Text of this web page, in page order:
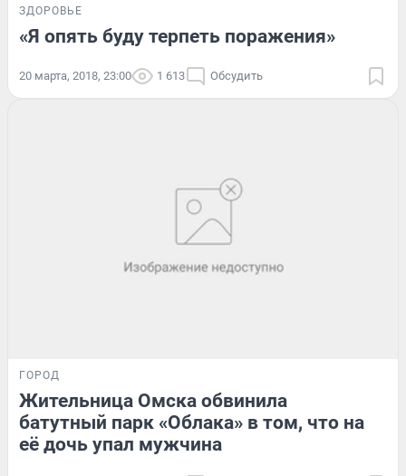
ЗДОРОВЬЕ
«Я опять буду терпеть поражения»
20 марта, 2018, 23:00 1 613 Обсудить
ГОРОД
Жительница Омска обвинила
батутный парк «Облака» в том, что на
её дочь упал мужчина